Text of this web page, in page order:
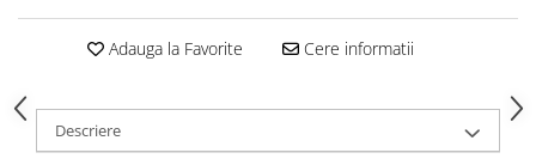
Adauga la Favorite Cere informatii
Descriere